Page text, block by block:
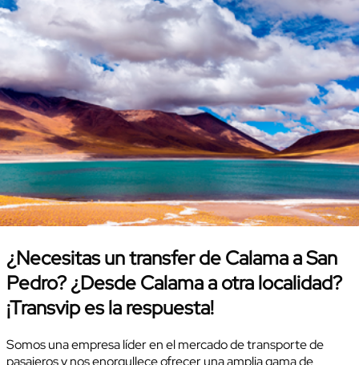
¿Necesitas un transfer de Calama a San
Pedro? ¿Desde Calama a otra localidad?
¡Transvip es la respuesta!
Somos una empresa líder en el mercado de transporte de
pasajeros y nos enorgullece ofrecer una amplia gama de